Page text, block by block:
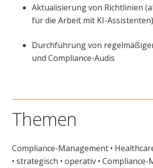
Aktualisierung von Richtlinien
für die Arbeit mit KI-Assistenten)
Durchführung von
und Compliance-Audis
Themen
Compliance-Management •
• strategisch • operativ •